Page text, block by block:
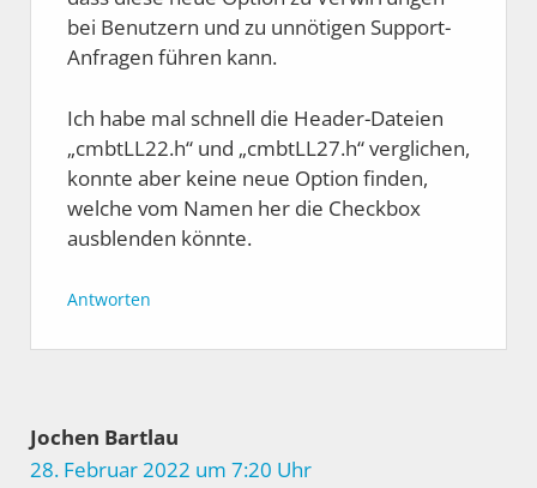
bei Benutzern und zu unnötigen Support-
Anfragen führen kann.
Ich habe mal schnell die Header-Dateien
„cmbtLL22.h“ und „cmbtLL27.h“ verglichen,
konnte aber keine neue Option finden,
welche vom Namen her die Checkbox
ausblenden könnte.
Antworten
Jochen Bartlau
28. Februar 2022 um 7:20 Uhr